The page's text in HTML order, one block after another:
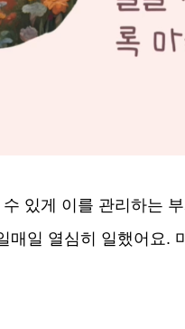
있게 이를 관리하는
일 열심히 일했어요